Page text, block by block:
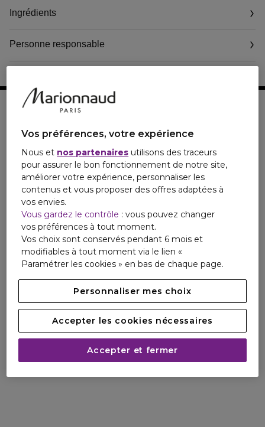
Ingrédients
Personne responsable
Vos préférences, votre expérience
Nous et nos partenaires utilisons des traceurs
pour assurer le bon fonctionnement de notre site,
améliorer votre expérience, personnaliser les
contenus et vous proposer des offres adaptées à
vos envies.
Vous gardez le contrôle : vous pouvez changer
vos préférences à tout moment.
Vos choix sont conservés pendant 6 mois et
modifiables à tout moment via le lien «
Paramétrer les cookies » en bas de chaque page.
Personnaliser mes choix
Accepter les cookies nécessaires
Accepter et fermer